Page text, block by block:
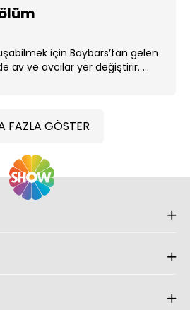
için Baybars’tan gelen
av ve avcılar yer değiştirir. ...
FAZLA GÖSTER